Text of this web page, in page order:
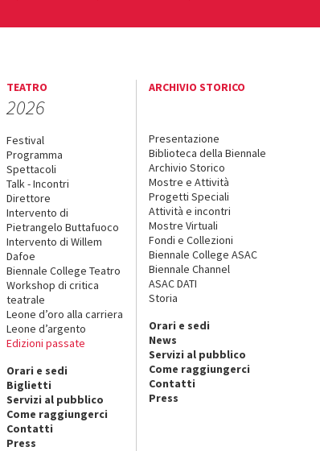
TEATRO
2026
Festival
Programma
Spettacoli
Talk - Incontri
Direttore
Intervento di
Pietrangelo Buttafuoco
Intervento di Willem
Dafoe
Biennale College Teatro
Workshop di critica
teatrale
Leone d’oro alla carriera
Leone d’argento
Edizioni passate
Orari e sedi
Biglietti
Servizi al pubblico
Come raggiungerci
Contatti
Press
ARCHIVIO STORICO
Presentazione
Biblioteca della Biennale
Archivio Storico
Mostre e Attività
Progetti Speciali
Attività e incontri
Mostre Virtuali
Fondi e Collezioni
Biennale College ASAC
Biennale Channel
ASAC DATI
Storia
Orari e sedi
News
Servizi al pubblico
Come raggiungerci
Contatti
Press